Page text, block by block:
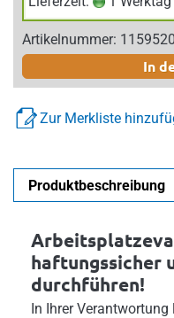
Artikelnummer: 1159520
In
Zur Merkliste
Produktbeschreibung
haftungssicher
durchführen!
In Ihrer